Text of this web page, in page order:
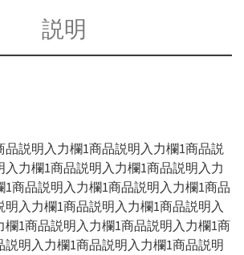
説明
品説明入力欄1商品説明入力欄1商品説
入力欄1商品説明入力欄1商品説明入力
1商品説明入力欄1商品説明入力欄1商品
入力欄1商品説明入力欄1商品説明入
欄1商品説明入力欄1商品説明入力欄1商
説明入力欄1商品説明入力欄1商品説明